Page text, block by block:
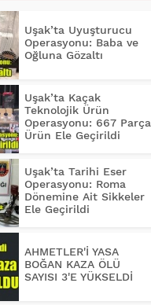
Uşak’ta Uyuşturucu
Operasyonu: Baba ve
Oğluna Gözaltı
Uşak’ta Kaçak
Teknolojik Ürün
Operasyonu: 667 Parça
Ürün Ele Geçirildi
Uşak’ta Tarihi Eser
Operasyonu: Roma
Dönemine Ait Sikkeler
Ele Geçirildi
AHMETLER'İ YASA
BOĞAN KAZA ÖLÜ
SAYISI 3'E YÜKSELDİ